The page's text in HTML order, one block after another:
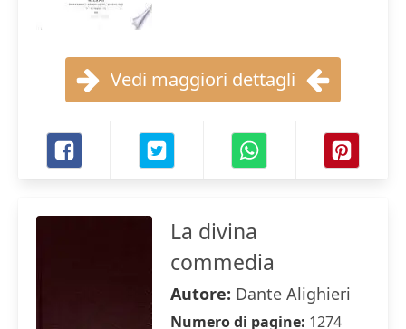
Vedi maggiori dettagli
La divina
commedia
Autore: Dante Alighieri
Numero di pagine: 1274